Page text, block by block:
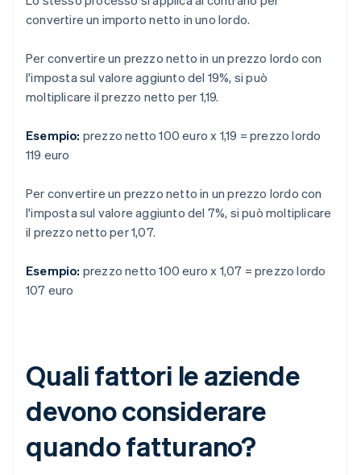
convertire un importo netto in uno lordo.
Per convertire un prezzo netto in un prezzo lordo con
l'imposta sul valore aggiunto del 19%, si può
moltiplicare il prezzo netto per 1,19.
Esempio: prezzo netto 100 euro x 1,19 = prezzo lordo
119 euro
Per convertire un prezzo netto in un prezzo lordo con
l'imposta sul valore aggiunto del 7%, si può moltiplicare
il prezzo netto per 1,07.
Esempio: prezzo netto 100 euro x 1,07 = prezzo lordo
107 euro
Quali fattori le aziende
devono considerare
quando fatturano?